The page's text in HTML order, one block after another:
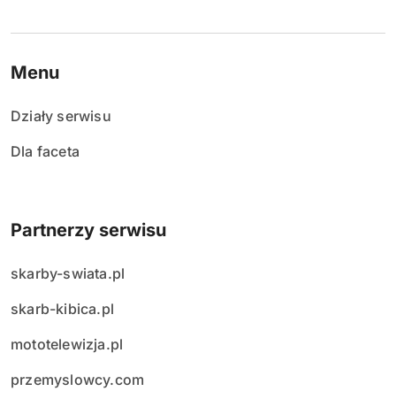
Menu
Działy serwisu
Dla faceta
Partnerzy serwisu
skarby-swiata.pl
skarb-kibica.pl
mototelewizja.pl
przemyslowcy.com